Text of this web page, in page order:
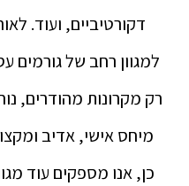
דקורטיביים, ועוד.
למגוון רחב של גורמים
רק מקרונות מהודרים,
מיחס אישי, אדיב
כן, אנו מספקים עוד